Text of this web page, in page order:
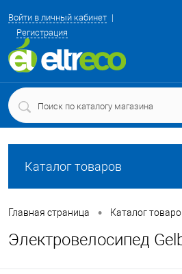
Войти в личный кабинет
Регистрация
Каталог товаров
Главная страница • Каталог
Электровелосипед